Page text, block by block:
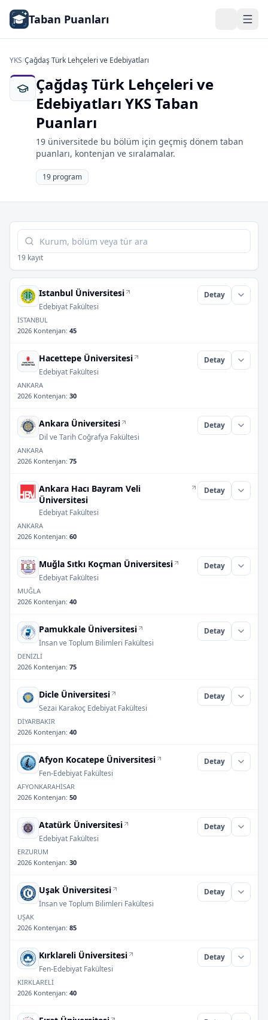
Taban Puanları
YKS/Çağdaş Türk Lehçeleri ve Edebiyatları
Çağdaş Türk Lehçeleri ve
Edebiyatları YKS Taban
Puanları
19 üniversitede bu bölüm için geçmiş dönem taban
puanları, kontenjan ve sıralamalar.
19 program
Tabloda ara
19 kayıt
Istanbul Üniversitesi
Edebiyat Fakültesi
Detay
İSTANBUL
2026 Kontenjan: 45
Hacettepe Üniversitesi
Edebiyat Fakültesi
Detay
ANKARA
2026 Kontenjan: 30
Ankara Üniversitesi
Dil ve Tarih Coğrafya Fakültesi
Detay
ANKARA
2026 Kontenjan: 75
Ankara Hacı Bayram Veli
Üniversitesi
Edebiyat Fakültesi
Detay
ANKARA
2026 Kontenjan: 60
Muğla Sıtkı Koçman Üniversitesi
Edebiyat Fakültesi
Detay
MUĞLA
2026 Kontenjan: 40
Pamukkale Üniversitesi
İnsan ve Toplum Bilimleri Fakültesi
Detay
DENİZLİ
2026 Kontenjan: 75
Dicle Üniversitesi
Sezai Karakoç Edebiyat Fakültesi
Detay
DİYARBAKIR
2026 Kontenjan: 40
Afyon Kocatepe Üniversitesi
Fen-Edebiyat Fakültesi
Detay
AFYONKARAHİSAR
2026 Kontenjan: 50
Atatürk Üniversitesi
Edebiyat Fakültesi
Detay
ERZURUM
2026 Kontenjan: 30
Uşak Üniversitesi
İnsan ve Toplum Bilimleri Fakültesi
Detay
UŞAK
2026 Kontenjan: 85
Kırklareli Üniversitesi
Fen-Edebiyat Fakültesi
Detay
KIRKLARELİ
2026 Kontenjan: 40